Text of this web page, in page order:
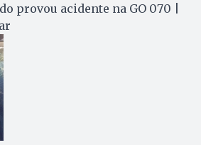
provou acidente na GO 070 |